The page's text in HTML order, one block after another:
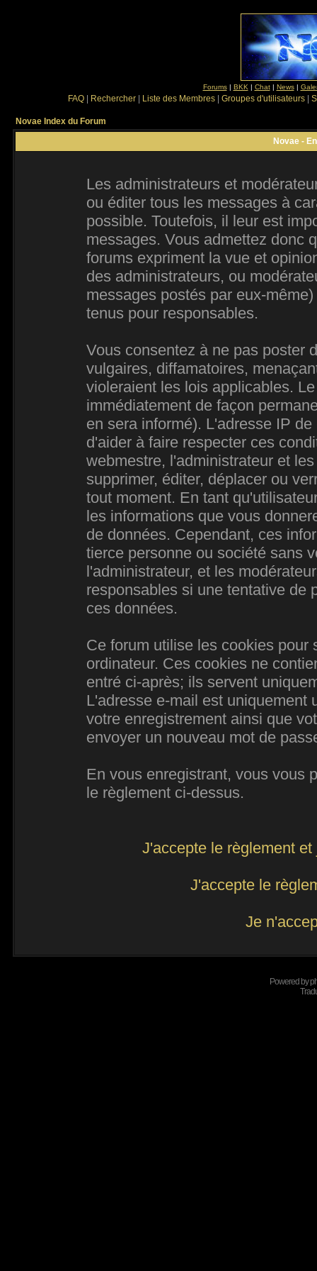
Forums| BKK | Chat| News|
FAQ Rechercher Liste des Membres Groupes d'utilisateurs
Novae Index du Forum
Novae -
Les administrateurs et
ou éditer tous les messages à
possible. Toutefois, il leur est
messages. Vous admettez donc
forums expriment la vue et
des administrateurs, ou
messages postés par eux-
tenus pour responsables.
Vous consentez à ne pas poster
vulgaires, diffamatoires,
violeraient les lois applicables.
immédiatement de façon
en sera informé). L'adresse IP
d'aider à faire respecter ces
webmestre, l'administrateur et
supprimer, éditer, déplacer ou
tout moment. En tant
les informations que vous
de données. Cependant, ces
tierce personne ou société sans
l'administrateur, et les
responsables si une tentative de
ces données.
Ce forum utilise les cookies pour
ordinateur. Ces cookies ne
entré ci-après; ils servent
L'adresse e-mail est uniquement
votre enregistrement ainsi que
envoyer un nouveau mot de
En vous enregistrant, vous vous
le règlement ci-dessus.
J'accepte le règlement
J'accepte le
Je
Powered by